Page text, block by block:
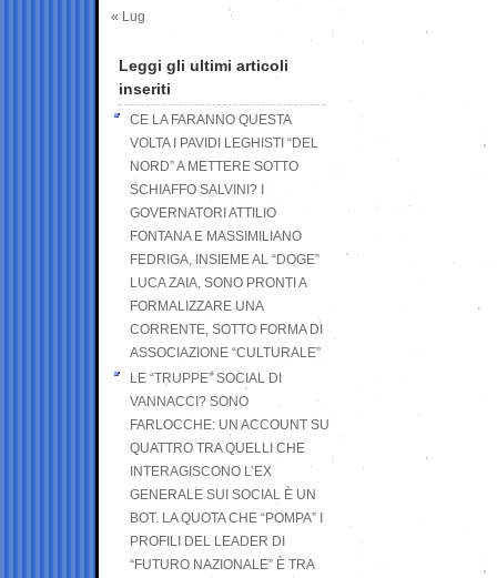
« Lug
Leggi gli ultimi articoli
inseriti
CE LA FARANNO QUESTA
VOLTA I PAVIDI LEGHISTI “DEL
NORD” A METTERE SOTTO
SCHIAFFO SALVINI? I
GOVERNATORI ATTILIO
FONTANA E MASSIMILIANO
FEDRIGA, INSIEME AL “DOGE”
LUCA ZAIA, SONO PRONTI A
FORMALIZZARE UNA
CORRENTE, SOTTO FORMA DI
ASSOCIAZIONE “CULTURALE”
LE “TRUPPE” SOCIAL DI
VANNACCI? SONO
FARLOCCHE: UN ACCOUNT SU
QUATTRO TRA QUELLI CHE
INTERAGISCONO L’EX
GENERALE SUI SOCIAL È UN
BOT. LA QUOTA CHE “POMPA” I
PROFILI DEL LEADER DI
“FUTURO NAZIONALE” È TRA